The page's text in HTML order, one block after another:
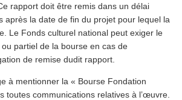
rapport doit être remis dans un délai
après la date de fin du projet pour lequel la
Le Fonds culturel national peut exiger le
partiel de la bourse en cas de
de remise dudit rapport.
à mentionner la « Bourse Fondation
toutes com­mu­ni­ca­tions relatives à l’œuvre.